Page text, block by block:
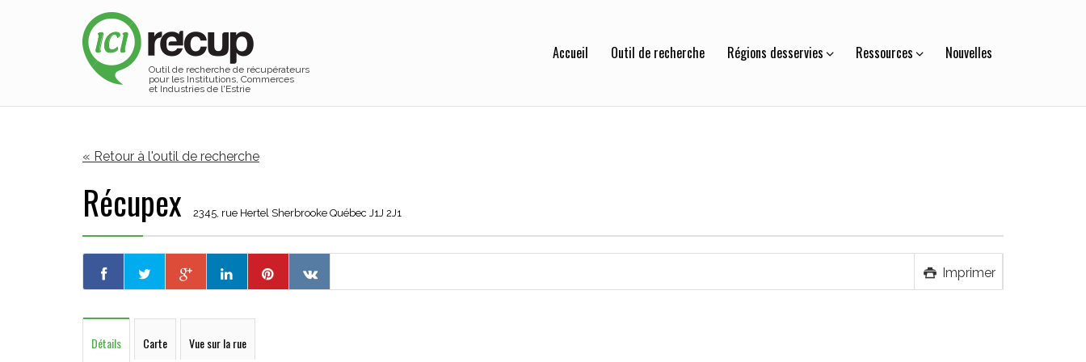
Outil de recherche de récupérateurs
pour les Institutions, Commerces
et Industries de l'Estrie
Accueil Outil de recherche Régions desservies Ressources Nouvelles
« Retour à l'outil de recherche
Récupex 2345, rue Hertel Sherbrooke Québec J1J 2J1
Imprimer
Détails Carte Vue sur la rue